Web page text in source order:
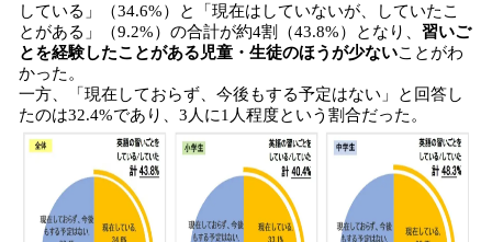
している」（34.6%）と「現在はしていないが、していたこ
とがある」（9.2%）の合計が約4割（43.8%）となり、 習いご
とを経験したことがある児童・生徒のほうが少ないことがわ
かった。
一方、「現在しておらず、今後もする予定はない」と回答し
たのは32.4%であり、3人に1人程度という割合だった。